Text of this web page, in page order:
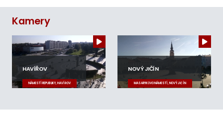
Kamery
HAVÍŘOV
NÁMĚSTÍ REPUBLIKY, HAVÍŘOV
NOVÝ JIČÍN
MASARYKOVO NÁMĚSTÍ, NOVÝ JIČÍN